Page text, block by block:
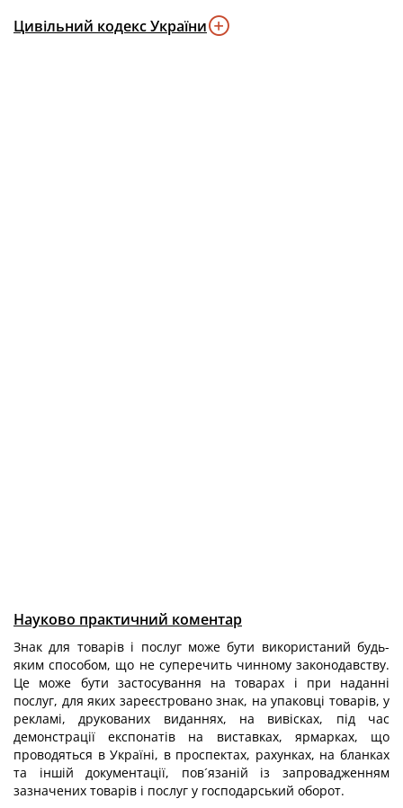
Цивільний кодекс України
Науково практичний коментар
Знак для товарів і послуг може бути використаний будь-
яким способом, що не суперечить чинному законодавству.
Це може бути застосування на товарах і при наданні
послуг, для яких зареєстровано знак, на упаковці товарів, у
рекламі, друкованих виданнях, на вивісках, під час
демонстрації експонатів на виставках, ярмарках, що
проводяться в Україні, в проспектах, рахунках, на бланках
та іншій документації, пов´язаній із запровадженням
зазначених товарів і послуг у господарський оборот.